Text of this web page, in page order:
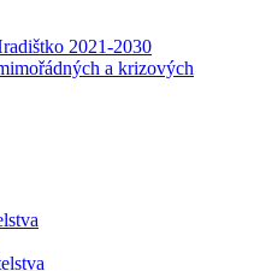
2021-2030
a krizových